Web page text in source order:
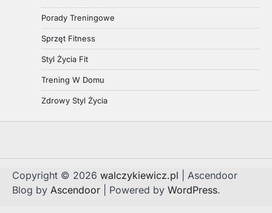
Porady Treningowe
Sprzęt Fitness
Styl Życia Fit
Trening W Domu
Zdrowy Styl Życia
Copyright © 2026 walczykiewicz.pl | Ascendoor
Blog by Ascendoor | Powered by WordPress.